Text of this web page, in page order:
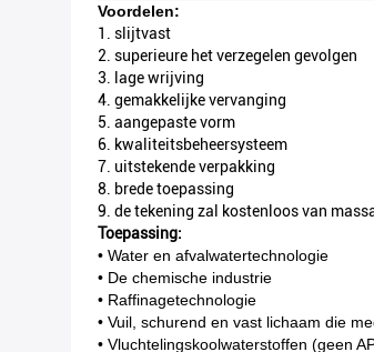
Voordelen:
1. slijtvast
2. superieure het verzegelen gevolgen
3. lage wrijving
4. gemakkelijke vervanging
5. aangepaste vorm
6. kwaliteitsbeheersysteem
7. uitstekende verpakking
8. brede toepassing
9. de tekening zal kostenloos van
Toepassing:
• Water en afvalwatertechnologie
• De chemische industrie
• Raffinagetechnologie
• Vuil, schurend en vast lichaam die
• Vluchtelingskoolwaterstoffen (geen